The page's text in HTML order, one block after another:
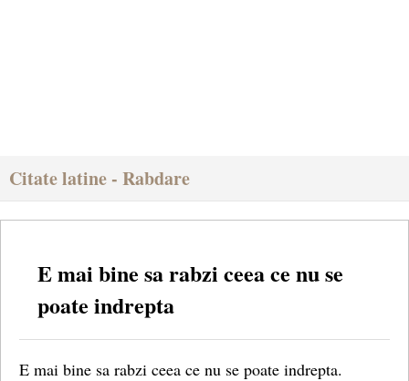
Citate latine - Rabdare
E mai bine sa rabzi ceea ce nu se
poate indrepta
E mai bine sa rabzi ceea ce nu se poate indrepta.